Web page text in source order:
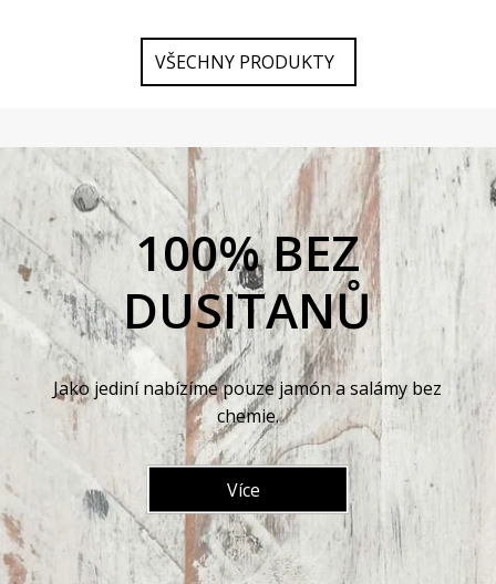
VŠECHNY PRODUKTY
100% BEZ
DUSITANŮ
Jako jediní nabízíme pouze jamón a salámy bez
chemie.
Více